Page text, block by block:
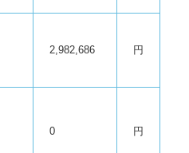
2,982,686 円
0 円